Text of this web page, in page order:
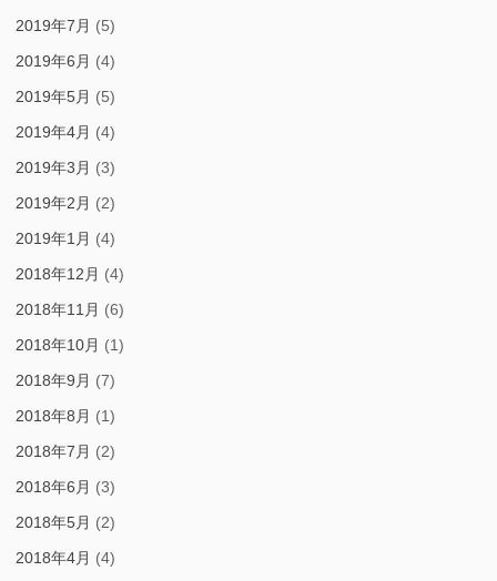
2019年7月 (5)
2019年6月 (4)
2019年5月 (5)
2019年4月 (4)
2019年3月 (3)
2019年2月 (2)
2019年1月 (4)
2018年12月 (4)
2018年11月 (6)
2018年10月 (1)
2018年9月 (7)
2018年8月 (1)
2018年7月 (2)
2018年6月 (3)
2018年5月 (2)
2018年4月 (4)